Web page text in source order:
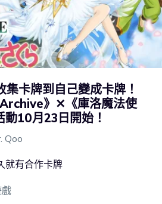
集卡牌到自己變成卡牌！
》✕《庫洛魔法使
10月23日開始！
Qoo
就有合作卡牌
戲